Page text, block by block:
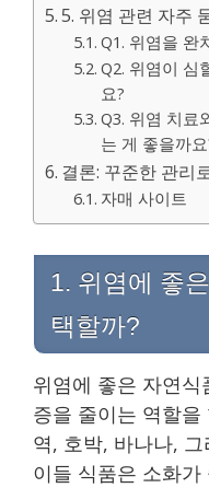
5. 위염 관련 자주
Q1. 위염을 완
Q2. 위염이 심
요?
Q3. 위염 치료
는 게 좋을까
결론: 꾸준한 관리
자매 사이트
1. 위염에 좋
택할까?
위염에 좋은 자연
증을 줄이는 역할을
역, 호박, 바나나,
이들 식품은 소화